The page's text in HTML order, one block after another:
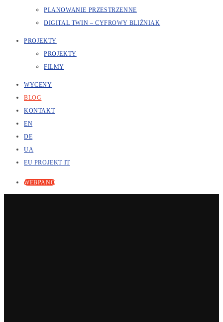
PLANOWANIE PRZESTRZENNE
DIGITAL TWIN – CYFROWY BLIŹNIAK
PROJEKTY
PROJEKTY
FILMY
WYCENY
BLOG
KONTAKT
EN
DE
UA
EU PROJEKT IT
WEBPANO